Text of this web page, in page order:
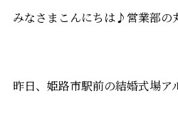
みなさまこんにちは♪営業部
昨日、姫路市駅前の結婚式場ア